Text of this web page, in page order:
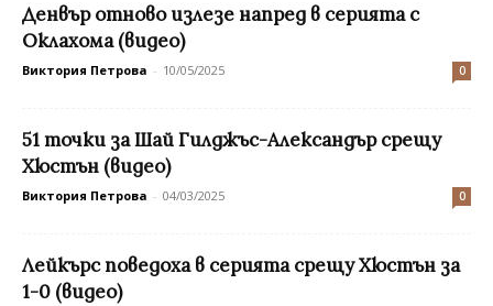
Денвър отново излезе напред в серията с
Оклахома (видео)
Виктория Петрова - 10/05/2025 0
51 точки за Шай Гилджъс-Александър срещу
Хюстън (видео)
Виктория Петрова - 04/03/2025 0
Лейкърс поведоха в серията срещу Хюстън за
1-0 (видео)